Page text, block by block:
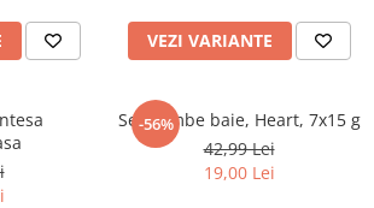
VEZI VARIANTE
-56%
Set bombe baie, Heart, 7x15 g
42,99 Lei
19,00 Lei